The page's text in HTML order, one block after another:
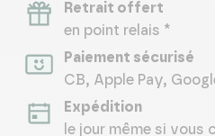
Retrait offert
en point relais *
Paiement sécurisé
CB, Apple Pay,
Expédition
le jour même si vous